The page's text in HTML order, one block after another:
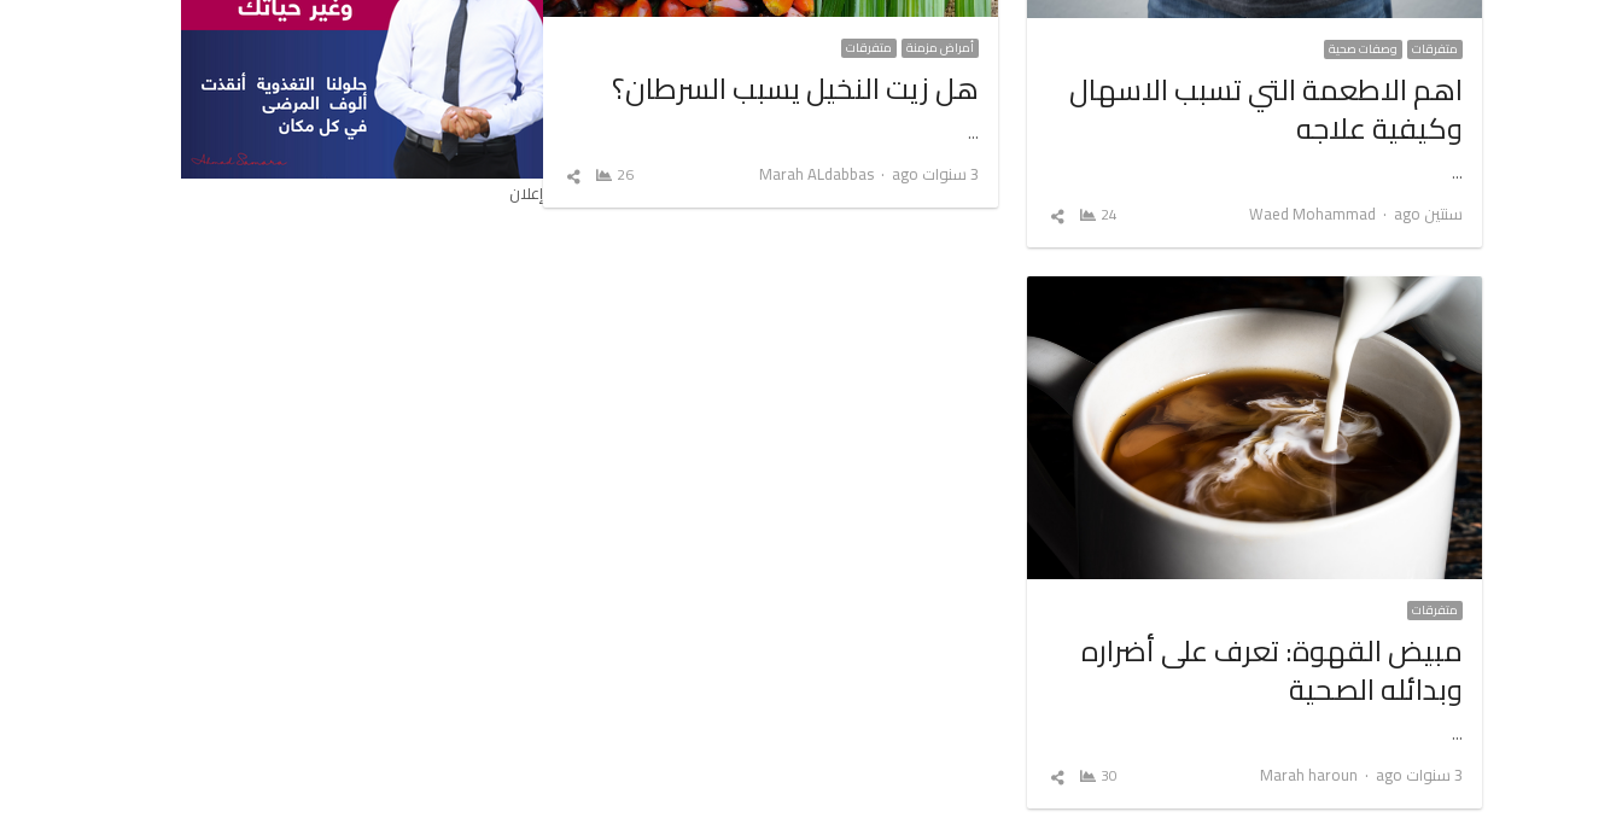
متفرقات وصفات صحية
اهم الاطعمة التي تسبب الاسهال
وكيفية علاجه
…
سنتين ago
Author
Waed Mohammad
24
شارك
أمراض مزمنة متفرقات
هل زيت النخيل يسبب السرطان؟
…
3 سنوات ago
Author
Marah ALdabbas
26
شارك
المقال
متفرقات
مبيض القهوة: تعرف على أضراره
وبدائله الصحية
…
3 سنوات ago
Author
Marah haroun
30
شارك
إعلان